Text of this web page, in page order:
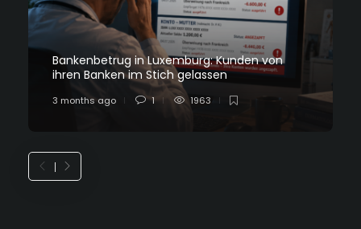
Bankenbetrug in Luxemburg: Kunden von
ihren Banken im Stich gelassen
3 months ago 1 1963